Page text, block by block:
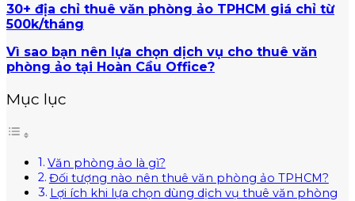
30+ địa chỉ thuê văn phòng ảo TPHCM giá chỉ từ
500k/tháng
Vì sao bạn nên lựa chọn dịch vụ cho thuê văn
phòng ảo tại Hoàn Cầu Office?
Mục lục
Văn phòng ảo là gì?
Đối tượng nào nên thuê văn phòng ảo TPHCM?
Lợi ích khi lựa chọn dùng dịch vụ thuê văn phòng